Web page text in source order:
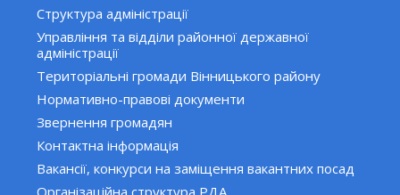
Структура адміністрації
Управління та відділи районної державної
адміністрації
Територіальні громади Вінницького району
Нормативно-правові документи
Звернення громадян
Контактна інформація
Вакансії, конкурси на заміщення вакантних посад
Організаційна структура РДА